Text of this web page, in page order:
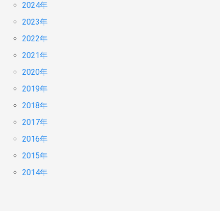
2024年
2023年
2022年
2021年
2020年
2019年
2018年
2017年
2016年
2015年
2014年